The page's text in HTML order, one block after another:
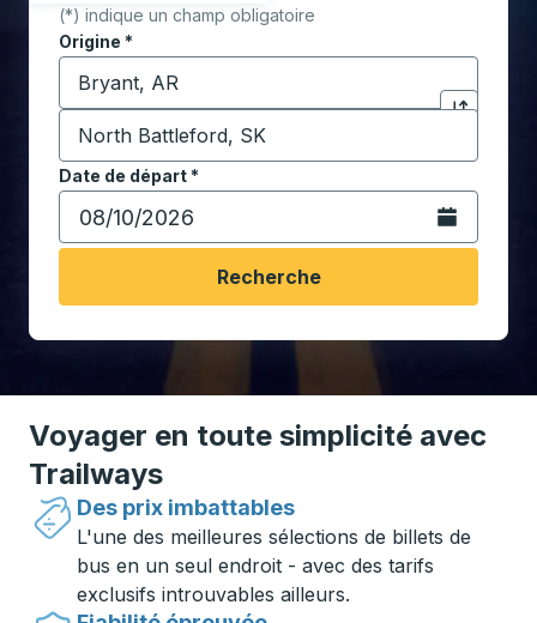
(*) indique un champ obligatoire
Origine *
Commencez à saisir la ville d'origine pour ouvrir
Cliquez
Destination *
Commencez à saisir la ville de destination pour
Date de départ*
Tapez la date au format date Barre oblique du mois à
Ouvrez le
Recherche
Voyager en toute simplicité avec
Trailways
Des prix imbattables
L'une des meilleures sélections de billets de
bus en un seul endroit - avec des tarifs
exclusifs introuvables ailleurs.